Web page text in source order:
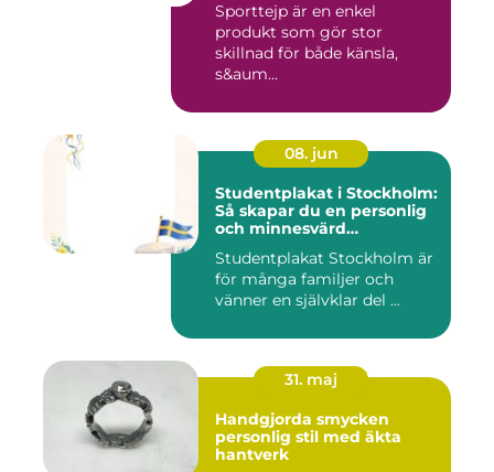
Sporttejp är en enkel
produkt som gör stor
skillnad för både känsla,
s&aum...
08. jun
Studentplakat i Stockholm:
Så skapar du en personlig
och minnesvärd
Studentplakat Stockholm är
för många familjer och
vänner en självklar del ...
31. maj
Handgjorda smycken
personlig stil med äkta
hantverk